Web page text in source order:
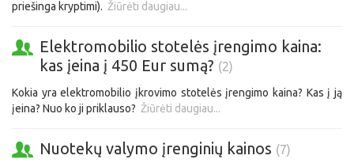
priešinga kryptimi). Žiūrėti daugiau...
Elektromobilio stotelės įrengimo kaina:
kas įeina į 450 Eur sumą? (2)
Kokia yra elektromobilio įkrovimo stotelės įrengimo kaina? Kas į ją
įeina? Nuo ko ji priklauso? Žiūrėti daugiau...
Nuotekų valymo įrenginių kainos (7)